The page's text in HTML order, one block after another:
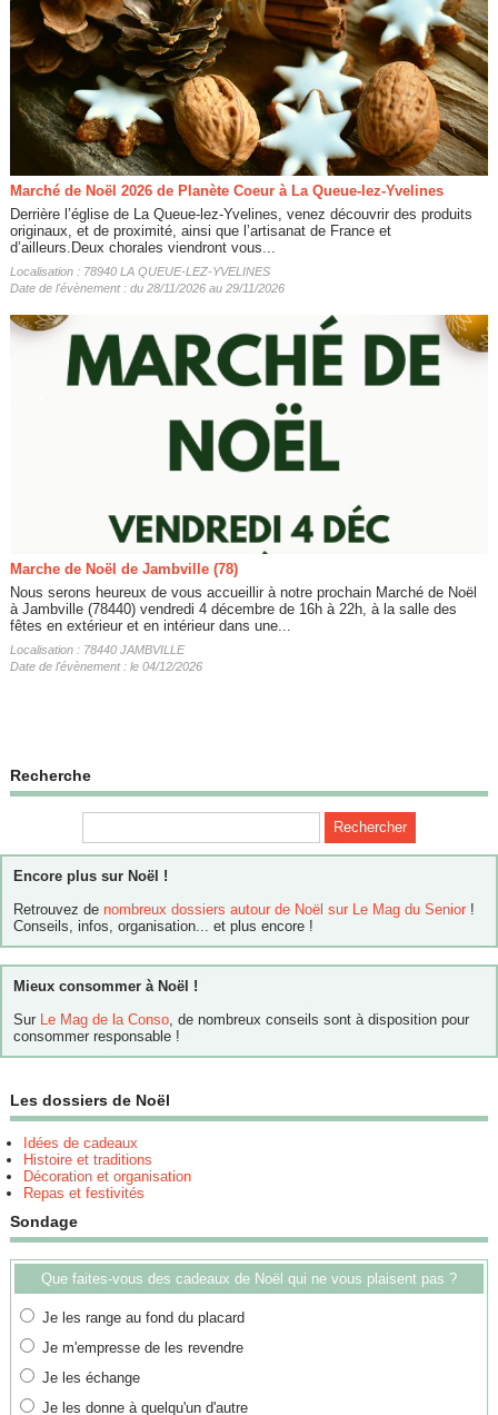
Marché de Noël 2026 de Planète Coeur à La Queue-lez-Yvelines
Derrière l’église de La Queue-lez-Yvelines, venez découvrir des produits
originaux, et de proximité, ainsi que l’artisanat de France et
d’ailleurs.Deux chorales viendront vous...
Localisation : 78940 LA QUEUE-LEZ-YVELINES
Date de l'évènement : du 28/11/2026 au 29/11/2026
Marche de Noël de Jambville (78)
Nous serons heureux de vous accueillir à notre prochain Marché de Noël
à Jambville (78440) vendredi 4 décembre de 16h à 22h, à la salle des
fêtes en extérieur et en intérieur dans une...
Localisation : 78440 JAMBVILLE
Date de l'évènement : le 04/12/2026
Recherche
Encore plus sur Noël !
Retrouvez de nombreux dossiers autour de Noël sur Le Mag du Senior !
Conseils, infos, organisation... et plus encore !
Mieux consommer à Noël !
Sur Le Mag de la Conso, de nombreux conseils sont à disposition pour
consommer responsable !
Les dossiers de Noël
Idées de cadeaux
Histoire et traditions
Décoration et organisation
Repas et festivités
Sondage
Que faites-vous des cadeaux de Noël qui ne vous plaisent pas ?
Je les range au fond du placard
Je m'empresse de les revendre
Je les échange
Je les donne à quelqu'un d'autre